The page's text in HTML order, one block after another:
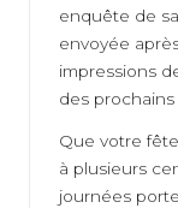
enquête de
envoyée
impressions
des
Que votre
à plusieurs
journées